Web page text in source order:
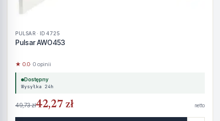
PULSAR · ID 4725
Pulsar AWO453
★ 0.0· 0 opinii
Dostępny
Wysyłka 24h
49,73 zł42,27 zł netto